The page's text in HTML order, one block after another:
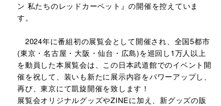
ン 私たちのレッドカーペット』の開催を控えていま
す。​
2024年に番組初の展覧会として開催され、全国5都市
(東京・名古屋・大阪・仙台・広島)を巡回し1万人以上
を動員した本展覧会は、この日本武道館でのイベント開
催を祝して、装いも新たに展示内容をパワーアップし、
再び、東京にて凱旋開催を致します！​
展覧会オリジナルグッズやZINEに加え、新グッズの販